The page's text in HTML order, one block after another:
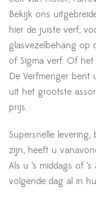
Bekijk ons
hier de juiste verf,
glasvezelbehang op
of Sigma verf. Of
De Verfmenger
uit het grootste
prijs.
Supersnelle
zijn, heeft u
Als u ’s middags of
volgende dag al in